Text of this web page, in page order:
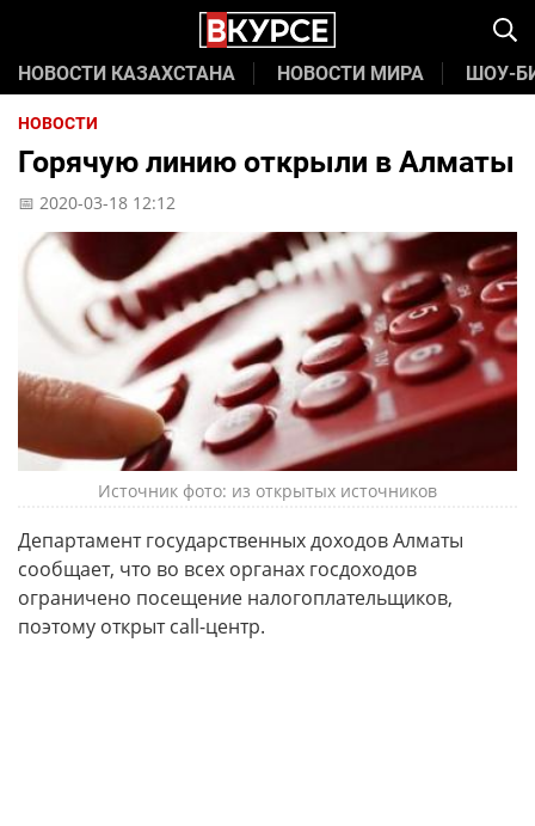
НОВОСТИ КАЗАХСТАНА НОВОСТИ МИРА ШОУ-
НОВОСТИ
Горячую линию открыли в Алматы
📅 2020-03-18 12:12
Источник фото: из открытых источников
Департамент государственных доходов Алматы
сообщает, что во всех органах госдоходов
ограничено посещение налогоплательщиков,
поэтому открыт call-центр.